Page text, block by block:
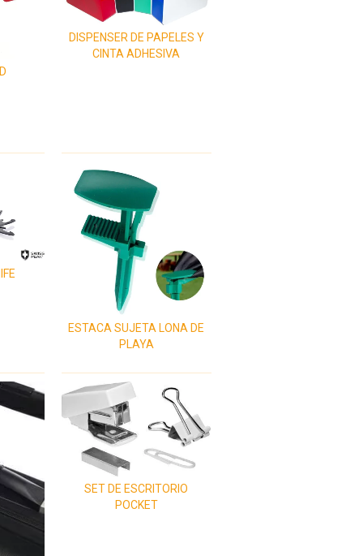
DISPENSER DE PAPELES Y
CINTA ADHESIVA
ESTACA SUJETA LONA DE
PLAYA
SET DE ESCRITORIO
POCKET